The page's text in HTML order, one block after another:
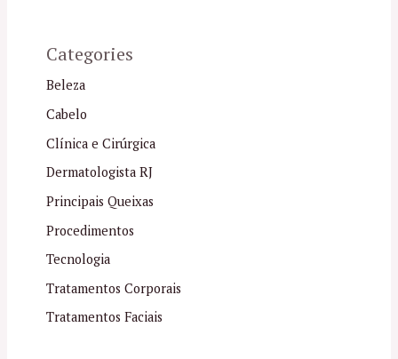
Categories
Beleza
Cabelo
Clínica e Cirúrgica
Dermatologista RJ
Principais Queixas
Procedimentos
Tecnologia
Tratamentos Corporais
Tratamentos Faciais